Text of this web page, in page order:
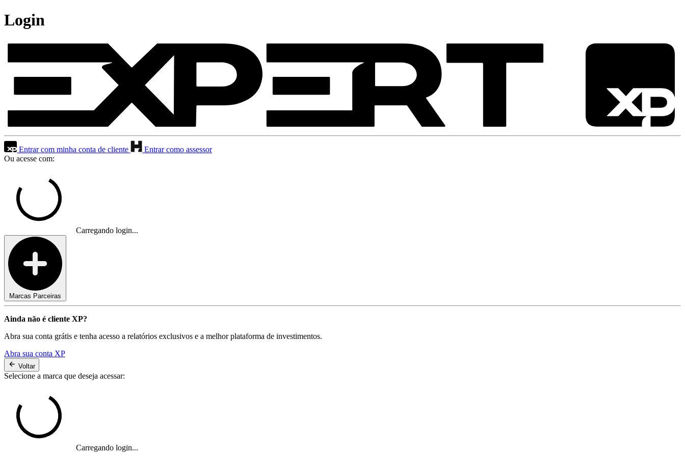
Login
Entrar com minha conta de cliente
Entrar como assessor
Ou acesse com:
Carregando login...
Marcas Parceiras
Ainda não é cliente XP?
Abra sua conta grátis e tenha acesso a relatórios exclusivos e a melhor plataforma de investimentos.
Abra sua conta XP
Voltar
Selecione a marca que deseja acessar:
Carregando login...